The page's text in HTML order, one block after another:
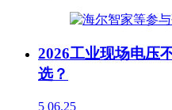
2026工业现场电压
选？
5 06.25